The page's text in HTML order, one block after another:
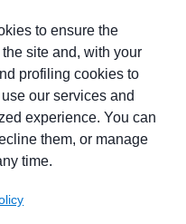
to ensure the
site and, with your
profiling cookies to
our services and
experience. You can
them, or manage
time.